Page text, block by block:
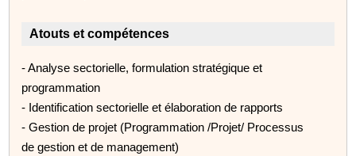
Atouts et compétences
- Analyse sectorielle, formulation stratégique et
programmation
- Identification sectorielle et élaboration de rapports
- Gestion de projet (Programmation /Projet/ Processus
de gestion et de management)